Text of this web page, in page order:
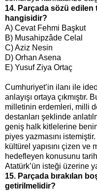
14. Parçada sözü edilen
hangisidir?
A) Cevat Fehmi Başkut
B) Musahipzâde Celal
C) Aziz Nesin
D) Orhan Asena
E) Yusuf Ziya Ortaç
Cumhuriyet’in ilanı ile
anlayışı ortaya çıkmıştır.
milletinin erdemleri, milli
destanları şeklinde
geniş halk kitlelerine
piyes yazmasını
kültürel yapısını çizen
hedefleyen konusunu
Atatürk’ün isteği üzerine
15. Parçada bırakılan
getirilmelidir?